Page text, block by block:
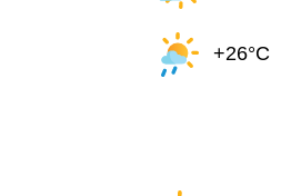
+26°C